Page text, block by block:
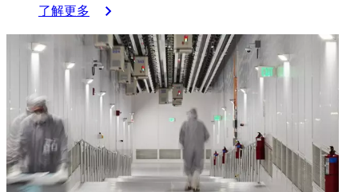
助，
以
加
速
美
在
硅
光
了解更多
循
环
创
新：
过
端
到